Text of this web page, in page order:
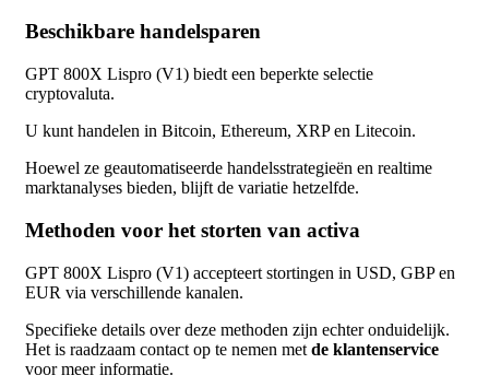
Beschikbare handelsparen
GPT 800X Lispro (V1) biedt een beperkte selectie
cryptovaluta.
U kunt handelen in Bitcoin, Ethereum, XRP en Litecoin.
Hoewel ze geautomatiseerde handelsstrategieën en realtime
marktanalyses bieden, blijft de variatie hetzelfde.
Methoden voor het storten van activa
GPT 800X Lispro (V1) accepteert stortingen in USD, GBP en
EUR via verschillende kanalen.
Specifieke details over deze methoden zijn echter onduidelijk.
Het is raadzaam contact op te nemen met de klantenservice
voor meer informatie.